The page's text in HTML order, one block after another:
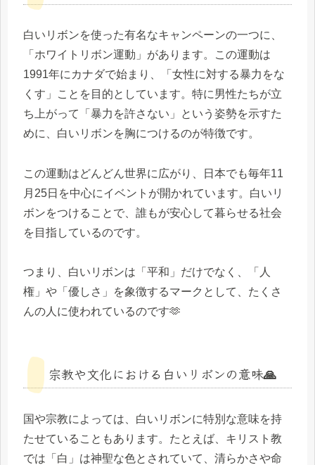
白いリボンを使った有名なキャンペーンの一つに、
「ホワイトリボン運動」があります。この運動は
1991年にカナダで始まり、「女性に対する暴力をな
くす」ことを目的としています。特に男性たちが立
ち上がって「暴力を許さない」という姿勢を示すた
めに、白いリボンを胸につけるのが特徴です。
この運動はどんどん世界に広がり、日本でも毎年11
月25日を中心にイベントが開かれています。白いリ
ボンをつけることで、誰もが安心して暮らせる社会
を目指しているのです。
つまり、白いリボンは「平和」だけでなく、「人
権」や「優しさ」を象徴するマークとして、たくさ
んの人に使われているのです🫶
宗教や文化における白いリボンの意味🙏
国や宗教によっては、白いリボンに特別な意味を持
たせていることもあります。たとえば、キリスト教
では「白」は神聖な色とされていて、清らかさや命